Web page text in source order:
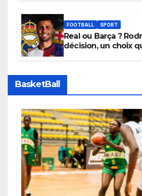
apaisées.
FOOTBALL SPORT
Real ou Barça ?
décision, un choix
BasketBall